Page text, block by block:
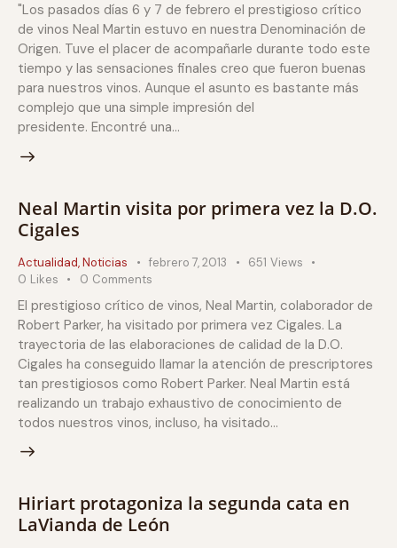
"Los pasados días 6 y 7 de febrero el prestigioso crítico
de vinos Neal Martin estuvo en nuestra Denominación de
Origen. Tuve el placer de acompañarle durante todo este
tiempo y las sensaciones finales creo que fueron buenas
para nuestros vinos. Aunque el asunto es bastante más
complejo que una simple impresión del
presidente. Encontré una…
Neal Martin visita por primera vez la D.O.
Cigales
Actualidad,Noticias febrero 7, 2013 651 Views
0 Likes 0 Comments
El prestigioso crítico de vinos, Neal Martin, colaborador de
Robert Parker, ha visitado por primera vez Cigales. La
trayectoria de las elaboraciones de calidad de la D.O.
Cigales ha conseguido llamar la atención de prescriptores
tan prestigiosos como Robert Parker. Neal Martin está
realizando un trabajo exhaustivo de conocimiento de
todos nuestros vinos, incluso, ha visitado…
Hiriart protagoniza la segunda cata en
LaVianda de León